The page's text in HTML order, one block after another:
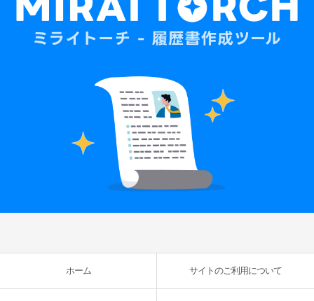
ホーム サイトのご利用について